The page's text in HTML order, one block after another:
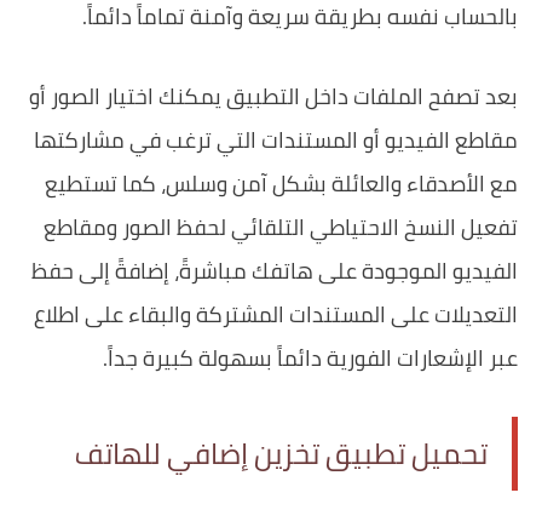
بالحساب نفسه بطريقة سريعة وآمنة تماماً دائماً.
بعد تصفح الملفات داخل التطبيق يمكنك اختيار الصور أو
مقاطع الفيديو أو المستندات التي ترغب في مشاركتها
مع الأصدقاء والعائلة بشكل آمن وسلس، كما تستطيع
تفعيل النسخ الاحتياطي التلقائي لحفظ الصور ومقاطع
الفيديو الموجودة على هاتفك مباشرةً، إضافةً إلى حفظ
التعديلات على المستندات المشتركة والبقاء على اطلاع
عبر الإشعارات الفورية دائماً بسهولة كبيرة جداً.
تحميل تطبيق تخزين إضافي للهاتف